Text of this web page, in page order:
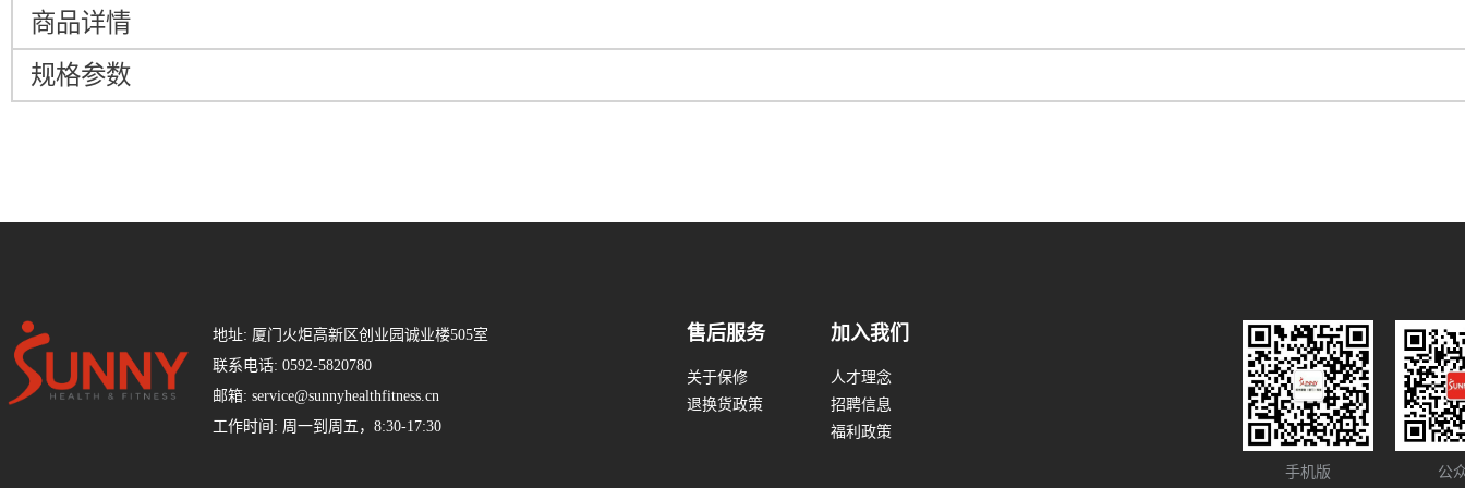
商品详情
规格参数
地址: 厦门火炬高新区创业园诚业楼505室
联系电话: 0592-5820780
邮箱: service@sunnyhealthfitness.cn
工作时间: 周一到周五，8:30-17:30
售后服务
关于保修
退换货政策
加入我们
人才理念
招聘信息
福利政策
手机版 公